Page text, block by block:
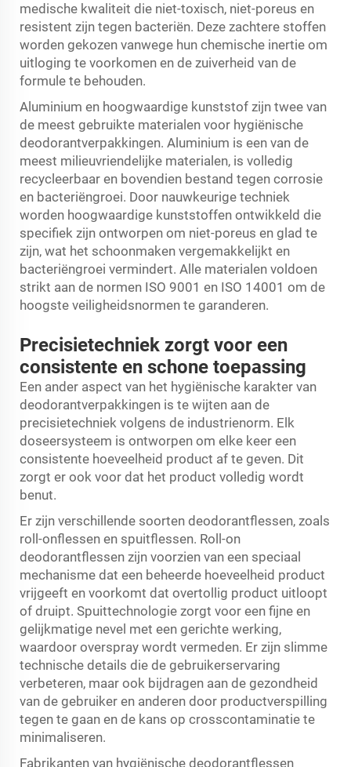
medische kwaliteit die niet-toxisch, niet-poreus en
resistent zijn tegen bacteriën. Deze zachtere stoffen
worden gekozen vanwege hun chemische inertie om
uitloging te voorkomen en de zuiverheid van de
formule te behouden.
Aluminium en hoogwaardige kunststof zijn twee van
de meest gebruikte materialen voor hygiënische
deodorantverpakkingen. Aluminium is een van de
meest milieuvriendelijke materialen, is volledig
recycleerbaar en bovendien bestand tegen corrosie
en bacteriëngroei. Door nauwkeurige techniek
worden hoogwaardige kunststoffen ontwikkeld die
specifiek zijn ontworpen om niet-poreus en glad te
zijn, wat het schoonmaken vergemakkelijkt en
bacteriëngroei vermindert. Alle materialen voldoen
strikt aan de normen ISO 9001 en ISO 14001 om de
hoogste veiligheidsnormen te garanderen.
Precisietechniek zorgt voor een
consistente en schone toepassing
Een ander aspect van het hygiënische karakter van
deodorantverpakkingen is te wijten aan de
precisietechniek volgens de industrienorm. Elk
doseersysteem is ontworpen om elke keer een
consistente hoeveelheid product af te geven. Dit
zorgt er ook voor dat het product volledig wordt
benut.
Er zijn verschillende soorten deodorantflessen, zoals
roll-onflessen en spuitflessen. Roll-on
deodorantflessen zijn voorzien van een speciaal
mechanisme dat een beheerde hoeveelheid product
vrijgeeft en voorkomt dat overtollig product uitloopt
of druipt. Spuittechnologie zorgt voor een fijne en
gelijkmatige nevel met een gerichte werking,
waardoor overspray wordt vermeden. Er zijn slimme
technische details die de gebruikerservaring
verbeteren, maar ook bijdragen aan de gezondheid
van de gebruiker en anderen door productverspilling
tegen te gaan en de kans op crosscontaminatie te
minimaliseren.
Fabrikanten van hygiënische deodorantflessen